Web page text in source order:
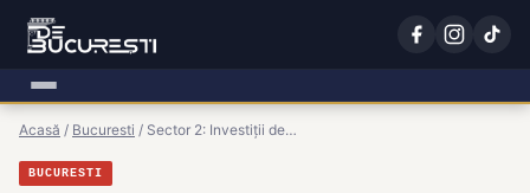
Acasă / Bucuresti / Sector 2: Investiții de…
BUCURESTI